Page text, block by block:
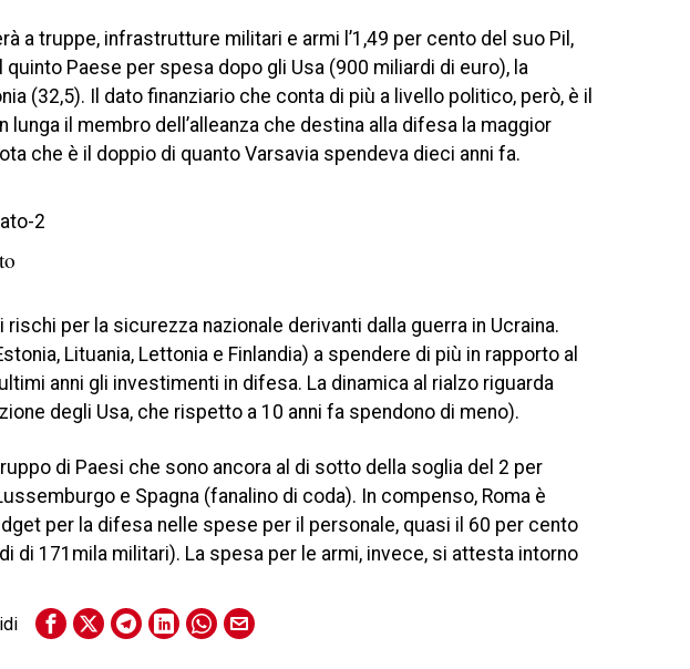
a truppe, infrastrutture militari e armi l’1,49 per cento del suo Pil,
Paese per spesa dopo gli Usa (900 miliardi di euro), la
(32,5). Il dato finanziario che conta di più a livello politico, però, è il
lunga il membro dell’alleanza che destina alla difesa la maggior
che è il doppio di quanto Varsavia spendeva dieci anni fa.
per la sicurezza nazionale derivanti dalla guerra in Ucraina.
Lituania, Lettonia e Finlandia) a spendere di più in rapporto al
anni gli investimenti in difesa. La dinamica al rialzo riguarda
degli Usa, che rispetto a 10 anni fa spendono di meno).
di Paesi che sono ancora al di sotto della soglia del 2 per
e Spagna (fanalino di coda). In compenso, Roma è
per la difesa nelle spese per il personale, quasi il 60 per cento
di 171mila militari). La spesa per le armi, invece, si attesta intorno